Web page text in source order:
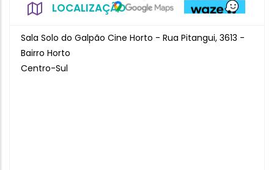
LOCALIZAÇÃO
Sala Solo do Galpão Cine Horto - Rua Pitangui, 3613 -
Bairro Horto
Centro-Sul